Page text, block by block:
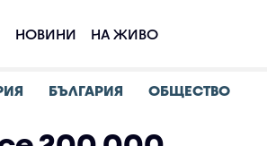
НОВИНИ НА ЖИВО
БЪЛГАРИЯ ОБЩЕСТВО